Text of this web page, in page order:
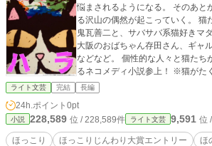
悩まされるようになる。 そのあとから彼女の周りで猫と通じ
る沢山の偶然が起こっていく。 猫たちに揉まれる頑固爺さん
鬼瓦善二と、サバサバ系猫好きマ
大阪のおばちゃん存田さん、ギャ
などなど。 個性的な人々と猫たちが送る、ハートフルで笑え
るネコメディ小説参上！ ※猫がたくさん出てきて、名前を覚
えるのが大変だと思いますので、
した紹介を挟んでいます。
ライト文芸 完結 長編
24h.ポイント 0pt
小説 228,589 位 / 228,589件 ライト文芸 9,591 位
ほっこり ほっこりじんわり大賞エントリー ほ